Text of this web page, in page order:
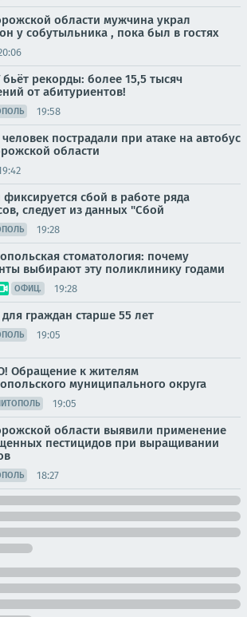
области мужчина украл
у собутыльника , пока был в гостях
рекорды: более 15,5 тысяч
от абитуриентов!
19:58
пострадали при атаке на автобус
области
фиксируется сбой в работе ряда
следует из данных "Сбой
19:28
стоматология: почему
выбирают эту поликлинику годами
ОФИЦ. 19:28
граждан старше 55 лет
19:05
Обращение к жителям
муниципального округа
19:05
области выявили применение
пестицидов при выращивании
18:27